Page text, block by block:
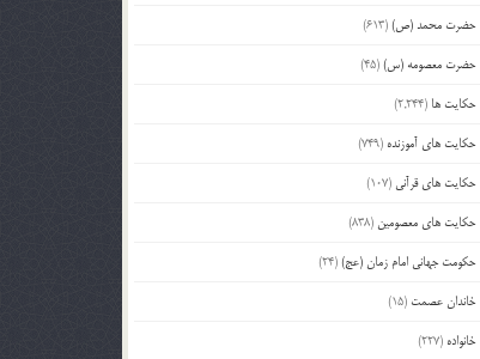
حضرت محمد (ص)(613)
حضرت معصومه (س)(45)
حکایت ها (2,244)
حکایت های آموزنده (749)
حکایت های قرآنی (107)
حکایت های معصومین (838)
حکومت جهانی امام زمان (عج)(24)
خاندان عصمت (15)
خانواده (227)